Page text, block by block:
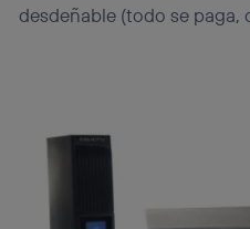
desdeñable (todo se paga,